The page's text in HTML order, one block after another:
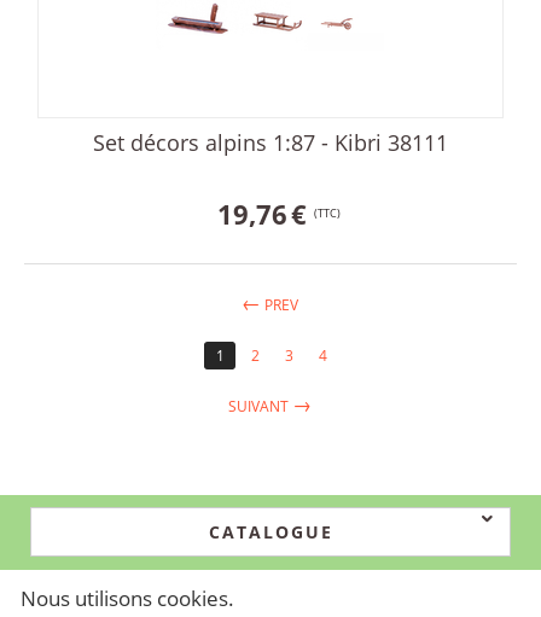
Set décors alpins 1:87 - Kibri 38111
19,76€ (TTC)
PREV
1 2 3 4
SUIVANT
CATALOGUE
© 2024-2026 Simtech. Propulsé par
Nous utilisons cookies.